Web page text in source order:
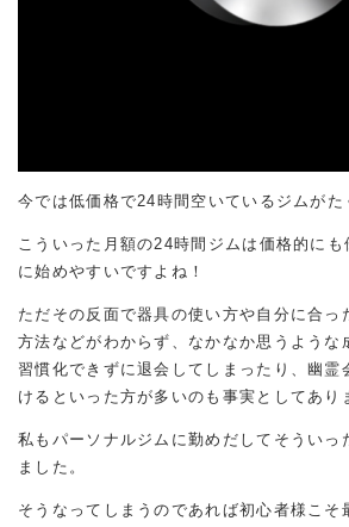
今では低価格で24時間空いているジムがた
こういった月額の24時間ジムは価格的に
に始めやすいですよね！
ただその反面で器具の使い方や自分に合っ
方法などがわからず、なかなか思うような
習慣化できずに退会してしまったり、幽霊
けるといった方が多いのも事実としてあり
私もパーソナルジムに勤めだしてそういっ
ました。
そうなってしまうのであれば初心者様こそ